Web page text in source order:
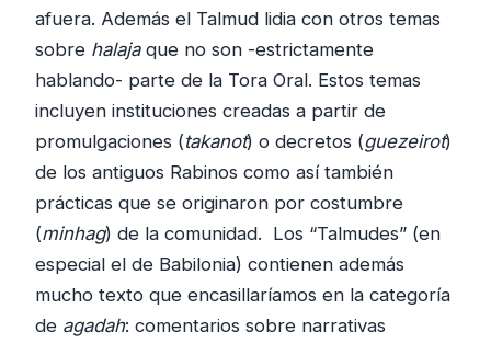
afuera. Además el Talmud lidia con otros temas
sobre halaja que no son -estrictamente
hablando- parte de la Tora Oral. Estos temas
incluyen instituciones creadas a partir de
promulgaciones (takanot) o decretos (guezeirot)
de los antiguos Rabinos como así también
prácticas que se originaron por costumbre
(minhag) de la comunidad. Los “Talmudes” (en
especial el de Babilonia) contienen además
mucho texto que encasillaríamos en la categoría
de agadah: comentarios sobre narrativas